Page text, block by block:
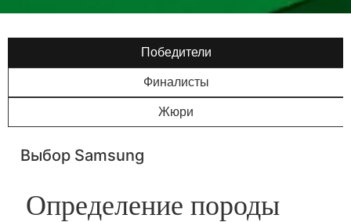
Победители
Финалисты
Жюри
Выбор Samsung
Определение породы